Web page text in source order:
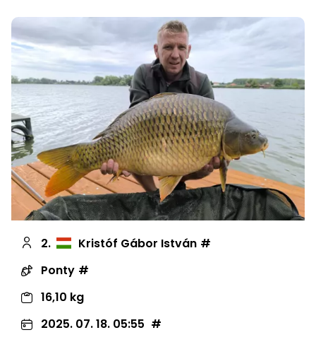
2.
Kristóf Gábor István
Ponty
16,10 kg
2025. 07. 18. 05:55